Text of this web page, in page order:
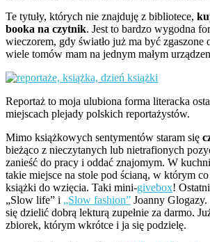
Te tytuły, których nie znajduję z bibliotece,
booka na czytnik. Jest to bardzo wygodna
wieczorem, gdy światło już ma być zgaszone
wiele tomów mam na jednym małym
Reportaż to moja ulubiona forma literacka
miejscach plejady polskich reportażystów.
Mimo książkowych sentymentów staram się
bieżąco z nieczytanych lub nietrafionych
zanieść do pracy i oddać znajomym. W
takie miejsce na stole pod ścianą, w którym
książki do wzięcia. Taki mini-givebox!
„Slow life” i „Slow fashion” Joanny
się dzielić dobrą lekturą zupełnie za darmo.
zbiorek, którym wkrótce i ja się podzielę.